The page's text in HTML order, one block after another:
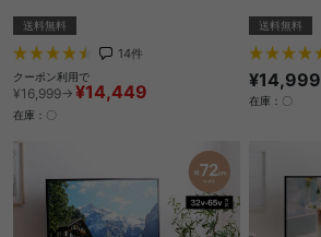
送料無料
14件
クーポン利用で
¥16,999→ ¥14,449
在庫：〇
送料無料
¥14,999
在庫：〇